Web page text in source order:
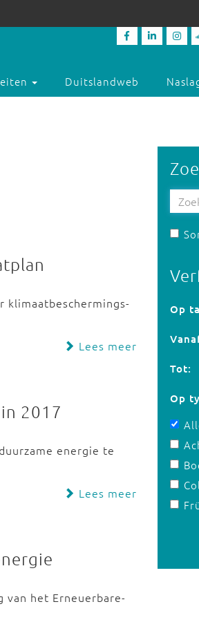
Duitslandweb
klimaatbeschermings-
Lees meer
2017
energie te
Lees meer
van het Erneuerbare-
Op
Tot:
Op